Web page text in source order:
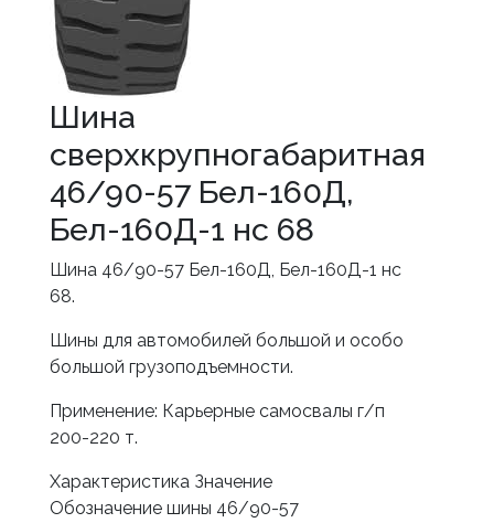
Шина
сверхкрупногабаритная
46/90-57 Бел-160Д,
Бел-160Д-1 нс 68
Шина 46/90-57 Бел-160Д, Бел-160Д-1 нс
68.
Шины для автомобилей большой и особо
большой грузоподъемности.
Применение: Карьерные самосвалы г/п
200-220 т.
Характеристика Значение
Обозначение шины 46/90-57